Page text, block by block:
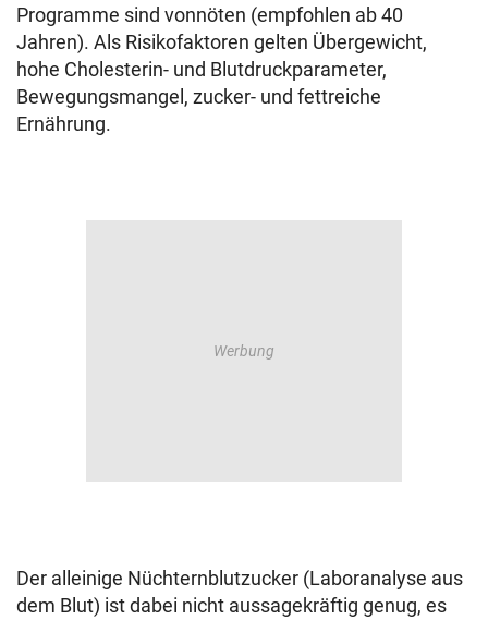
Programme sind vonnöten (empfohlen ab 40
Jahren). Als Risikofaktoren gelten Übergewicht,
hohe Cholesterin- und Blutdruckparameter,
Bewegungsmangel, zucker- und fettreiche
Ernährung.
Der alleinige Nüchternblutzucker (Laboranalyse aus
dem Blut) ist dabei nicht aussagekräftig genug, es